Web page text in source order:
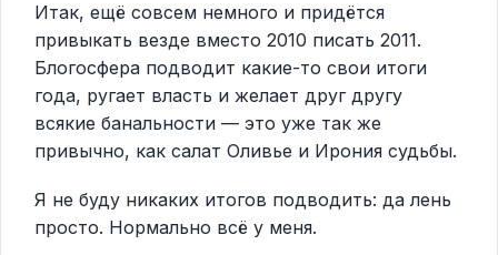
Итак, ещё совсем немного и придётся
привыкать везде вместо 2010 писать 2011.
Блогосфера подводит какие-то свои итоги
года, ругает власть и желает друг другу
всякие банальности — это уже так же
привычно, как салат Оливье и Ирония судьбы.
Я не буду никаких итогов подводить: да лень
просто. Нормально всё у меня.